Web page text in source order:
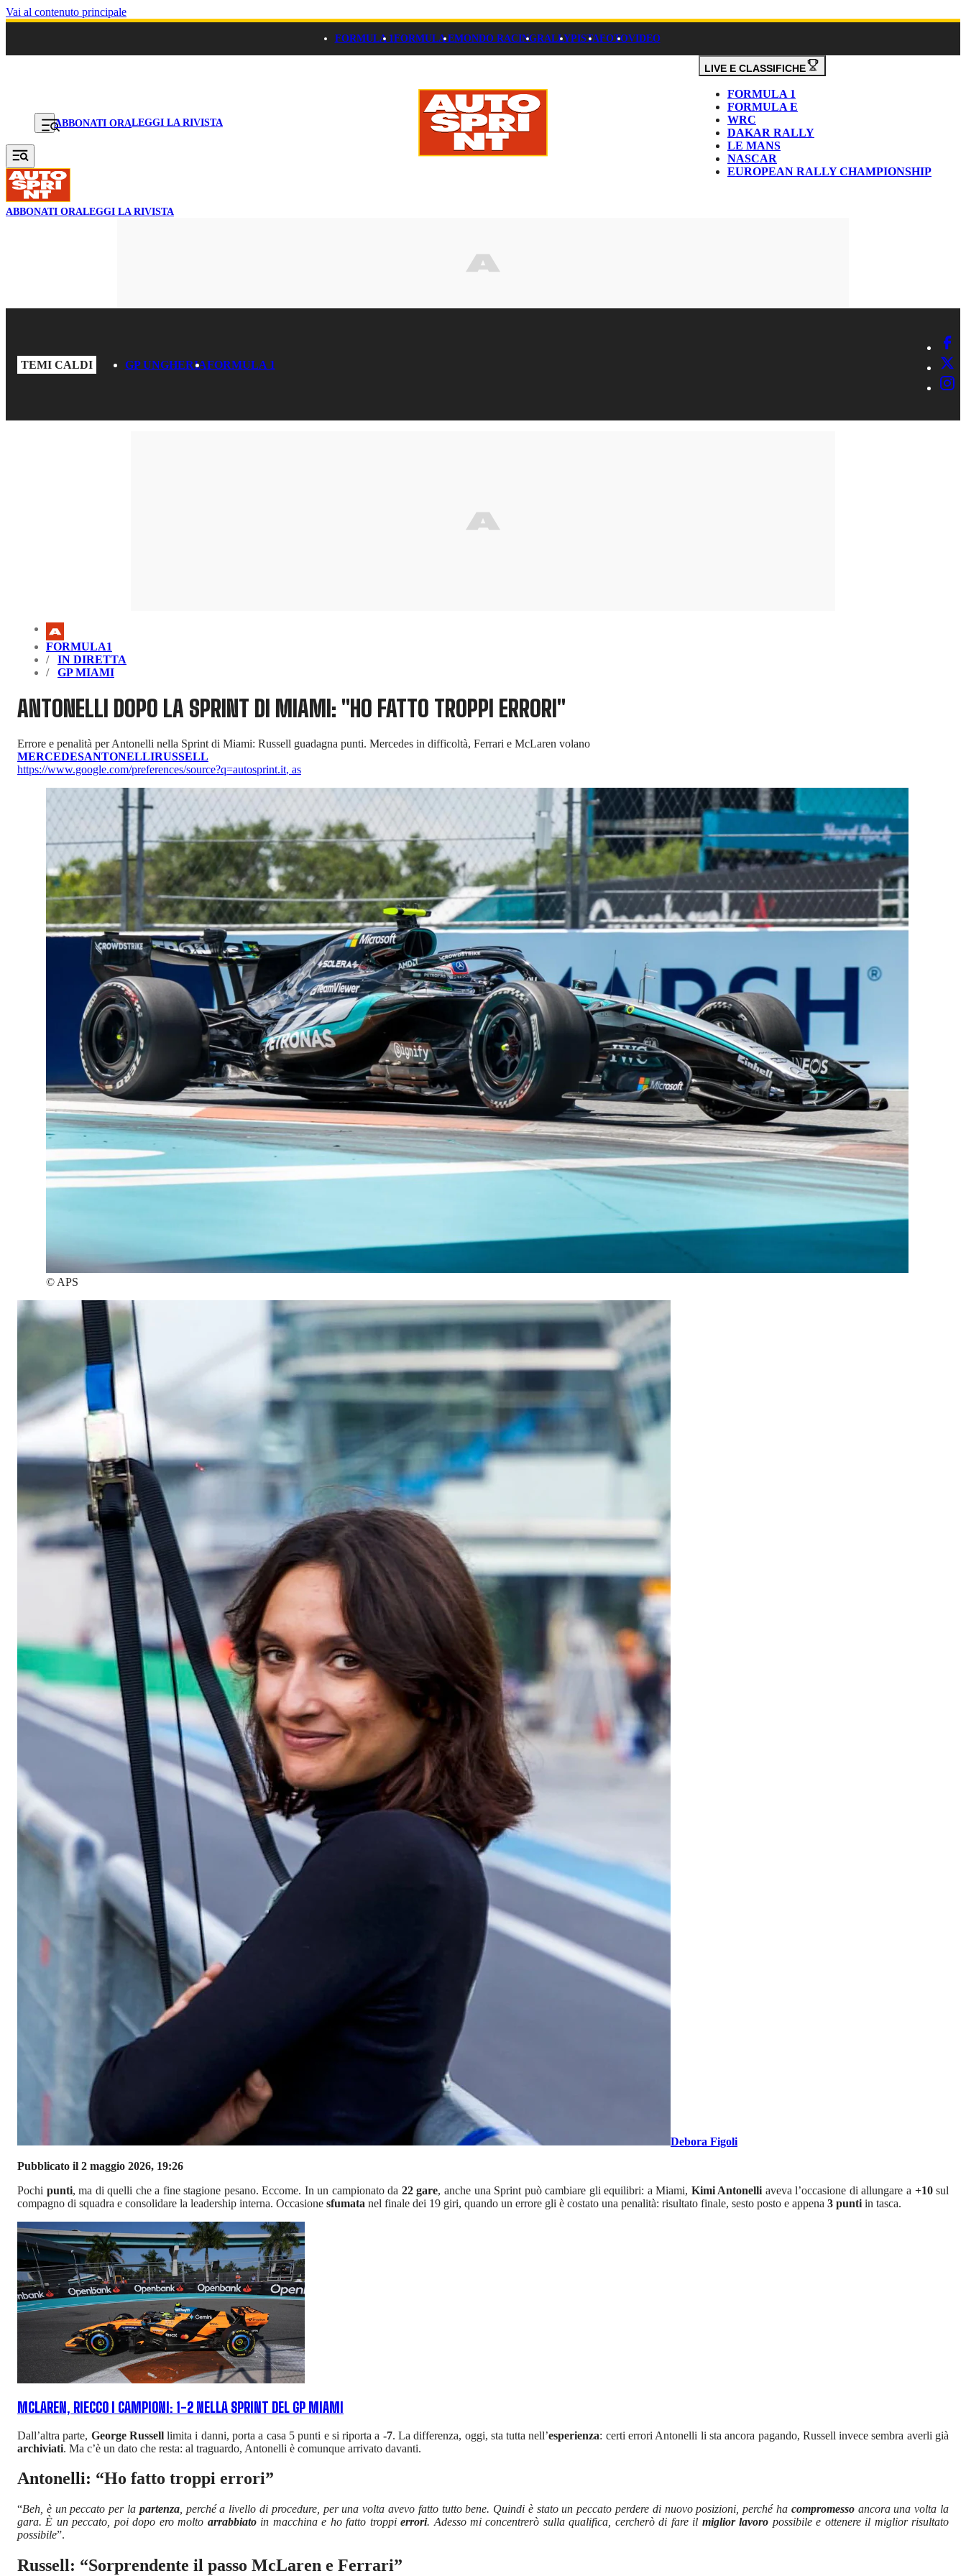
Vai al contenuto principale
FORMULA 1FORMULA EMONDO RACINGRALLYPISTAFOTOVIDEO
ABBONATI ORALEGGI LA RIVISTA
LIVE E CLASSIFICHE
FORMULA 1
FORMULA E
WRC
DAKAR RALLY
LE MANS
NASCAR
EUROPEAN RALLY CHAMPIONSHIP
ABBONATI ORALEGGI LA RIVISTA
TEMI CALDI GP UNGHERIAFORMULA 1
FORMULA1
IN DIRETTA
GP MIAMI
ANTONELLI DOPO LA SPRINT DI MIAMI: "HO FATTO TROPPI ERRORI"
Errore e penalità per Antonelli nella Sprint di Miami: Russell guadagna punti. Mercedes in difficoltà, Ferrari e McLaren volano
MERCEDESANTONELLIRUSSELL
https://www.google.com/preferences/source?q=autosprint.it, as
© APS
Debora Figoli
Pubblicato il 2 maggio 2026, 19:26
Pochi punti, ma di quelli che a fine stagione pesano. Eccome. In un campionato da 22 gare, anche una Sprint può cambiare gli equilibri: a Miami, Kimi Antonelli aveva l’occasione di allungare a +10sul
compagno di squadra e consolidare la leadership interna. Occasione sfumata nel finale dei 19 giri, quando un errore gli è costato una penalità: risultato finale, sesto posto e appena 3 punti in tasca.
MCLAREN, RIECCO I CAMPIONI: 1-2 NELLA SPRINT DEL GP MIAMI
Dall’altra parte, George Russelllimita i danni, porta a casa 5 punti e si riporta a -7. La differenza, oggi, sta tutta nell’esperienza: certi errori Antonelli li sta ancora pagando, Russell invece sembra averli già
archiviati. Ma c’è un dato che resta: al traguardo, Antonelli è comunque arrivato davanti.
Antonelli: “Ho fatto troppi errori”
“Beh, è un peccato per la partenza, perché a livello di procedure, per una volta avevo fatto tutto bene. Quindi è stato un peccato perdere di nuovo posizioni, perché ha compromesso ancora una volta la
gara. È un peccato, poi dopo ero molto arrabbiato in macchina e ho fatto troppierrori. Adesso mi concentrerò sulla qualifica, cercherò di fare il miglior lavoro possibile e ottenere il miglior risultato
possibile”.
Russell: “Sorprendente il passo McLaren e Ferrari”